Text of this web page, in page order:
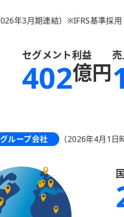
年3月期連結） ※IFRS基準採用
セグメント利益
402億円
ループ会社 （2026年4月1日